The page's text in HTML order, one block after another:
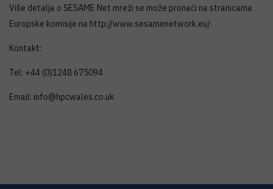
Više detalja o SESAME Net mreži se može pronaći na stranicama
Europske komisije na http://www.sesamenetwork.eu/.
Kontakt:
Tel: +44 (0)1248 675094
Email: info@hpcwales.co.uk